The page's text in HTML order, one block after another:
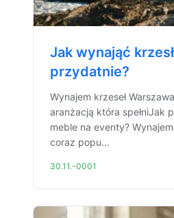
Jak wynająć
przydatnie?
Wynajem krzeseł
aranżacją która spełniJak
meble na eventy?
coraz popu...
30.11.-0001